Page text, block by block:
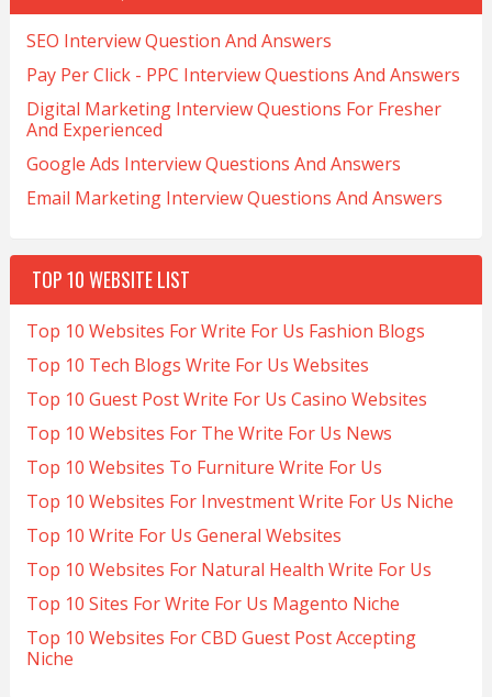
SEO Interview Question And Answers
Pay Per Click - PPC Interview Questions And Answers
Digital Marketing Interview Questions For Fresher
And Experienced
Google Ads Interview Questions And Answers
Email Marketing Interview Questions And Answers
TOP 10 WEBSITE LIST
Top 10 Websites For Write For Us Fashion Blogs
Top 10 Tech Blogs Write For Us Websites
Top 10 Guest Post Write For Us Casino Websites
Top 10 Websites For The Write For Us News
Top 10 Websites To Furniture Write For Us
Top 10 Websites For Investment Write For Us Niche
Top 10 Write For Us General Websites
Top 10 Websites For Natural Health Write For Us
Top 10 Sites For Write For Us Magento Niche
Top 10 Websites For CBD Guest Post Accepting
Niche